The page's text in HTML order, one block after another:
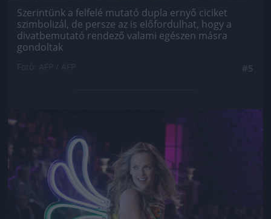
Szerintünk a felfelé mutató dupla ernyő ciciket
szimbolizál, de persze az is előfordulhat, hogy a
divatbemutató rendező valami egészen másra
gondoltak
Jön még kép!